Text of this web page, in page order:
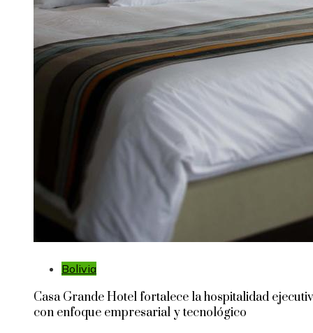
Bolivia
Casa Grande Hotel fortalece la hospitalidad
con enfoque empresarial y tecnológico